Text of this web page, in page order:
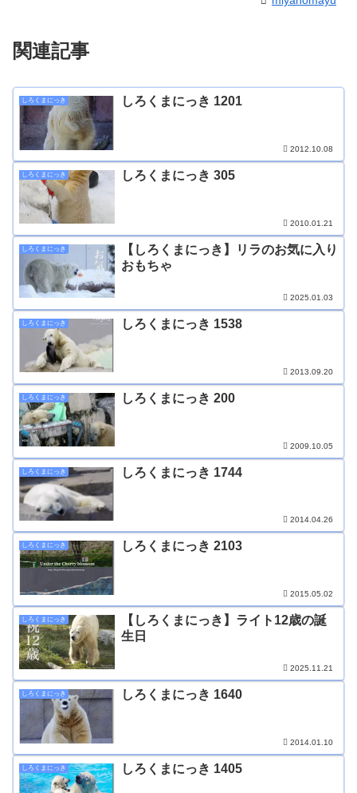
関連記事
しろくまにっき しろくまにっき 1201
2012.10.08
しろくまにっき しろくまにっき 305
2010.01.21
しろくまにっき
【しろくまにっき】リラのお気に入り
おもちゃ
2025.01.03
しろくまにっき しろくまにっき 1538
2013.09.20
しろくまにっき しろくまにっき 200
2009.10.05
しろくまにっき しろくまにっき 1744
2014.04.26
しろくまにっき しろくまにっき 2103
2015.05.02
しろくまにっき
【しろくまにっき】ライト12歳の誕
生日
2025.11.21
しろくまにっき しろくまにっき 1640
2014.01.10
しろくまにっき しろくまにっき 1405